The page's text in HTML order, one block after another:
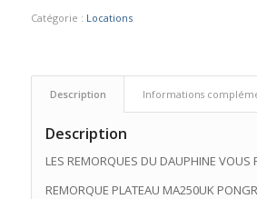
prix
2490,00 €. 2120,00 €.
Catégorie : Locations
Description Informations
Description
LES REMORQUES DU DAUPHINE VOUS
REMORQUE PLATEAU MA250UK